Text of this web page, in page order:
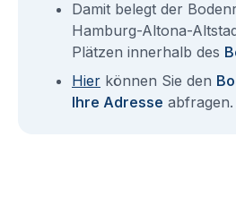
Damit belegt der
Hamburg-Altona-
Plätzen innerhalb des
Hier können Sie den
Ihre Adresse abfragen.